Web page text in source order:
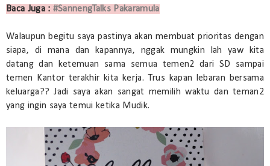
Baca Juga : #SannengTalks Pakaramula
Walaupun begitu saya pastinya akan membuat prioritas dengan
siapa, di mana dan kapannya, nggak mungkin lah yaw kita
datang dan ketemuan sama semua temen2 dari SD sampai
temen Kantor terakhir kita kerja. Trus kapan lebaran bersama
keluarga?? Jadi saya akan sangat memilih waktu dan teman2
yang ingin saya temui ketika Mudik.